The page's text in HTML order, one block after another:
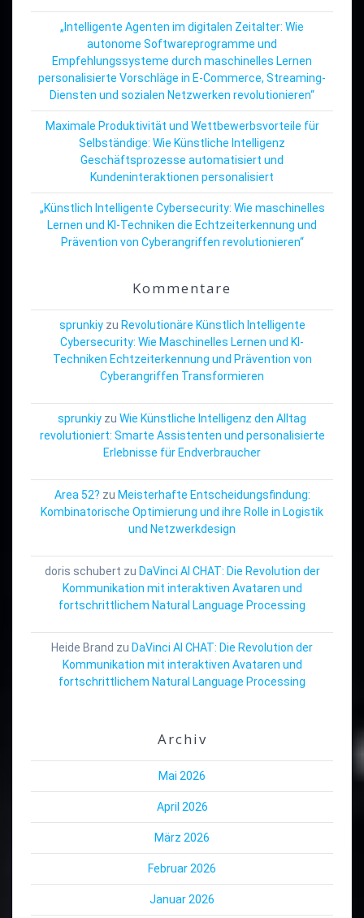
„Intelligente Agenten im digitalen Zeitalter: Wie
autonome Softwareprogramme und
Empfehlungssysteme durch maschinelles Lernen
personalisierte Vorschläge in E-Commerce, Streaming-
Diensten und sozialen Netzwerken revolutionieren“
Maximale Produktivität und Wettbewerbsvorteile für
Selbständige: Wie Künstliche Intelligenz
Geschäftsprozesse automatisiert und
Kundeninteraktionen personalisiert
„Künstlich Intelligente Cybersecurity: Wie maschinelles
Lernen und KI-Techniken die Echtzeiterkennung und
Prävention von Cyberangriffen revolutionieren“
Kommentare
sprunkiyzu Revolutionäre Künstlich Intelligente
Cybersecurity: Wie Maschinelles Lernen und KI-
Techniken Echtzeiterkennung und Prävention von
Cyberangriffen Transformieren
sprunkiy zu Wie Künstliche Intelligenz den Alltag
revolutioniert: Smarte Assistenten und personalisierte
Erlebnisse für Endverbraucher
Area 52? zu Meisterhafte Entscheidungsfindung:
Kombinatorische Optimierung und ihre Rolle in Logistik
und Netzwerkdesign
doris schubert zu DaVinci AI CHAT: Die Revolution der
Kommunikation mit interaktiven Avataren und
fortschrittlichem Natural Language Processing
Heide Brand zu DaVinci AI CHAT: Die Revolution der
Kommunikation mit interaktiven Avataren und
fortschrittlichem Natural Language Processing
Archiv
Mai 2026
April 2026
März 2026
Februar 2026
Januar 2026